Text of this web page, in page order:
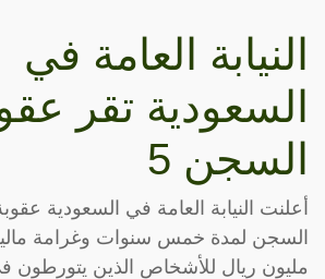
النيابة العامة في
السعودية تقر
السجن 5
أعلنت النيابة العامة في السعودية
السجن لمدة خمس سنوات وغرامة
مليون ريال للأشخاص الذين